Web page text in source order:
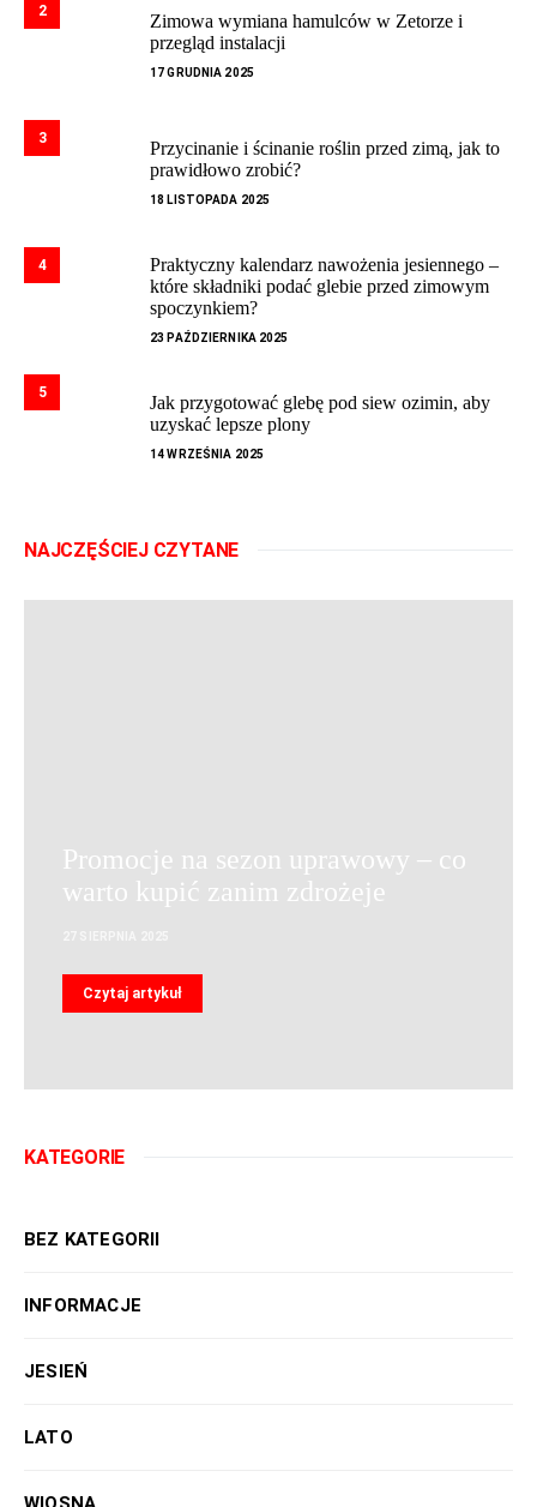
2
Zimowa wymiana hamulców w Zetorze i
przegląd instalacji
17 GRUDNIA 2025
3
Przycinanie i ścinanie roślin przed zimą, jak to
prawidłowo zrobić?
18 LISTOPADA 2025
4
Praktyczny kalendarz nawożenia jesiennego –
które składniki podać glebie przed zimowym
spoczynkiem?
23 PAŹDZIERNIKA 2025
5
Jak przygotować glebę pod siew ozimin, aby
uzyskać lepsze plony
14 WRZEŚNIA 2025
NAJCZĘŚCIEJ CZYTANE
Promocje na sezon uprawowy – co
warto kupić zanim zdrożeje
Czytaj artykuł
KATEGORIE
BEZ KATEGORII
INFORMACJE
JESIEŃ
LATO